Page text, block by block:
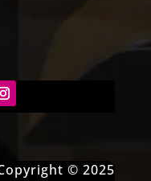
© 2025